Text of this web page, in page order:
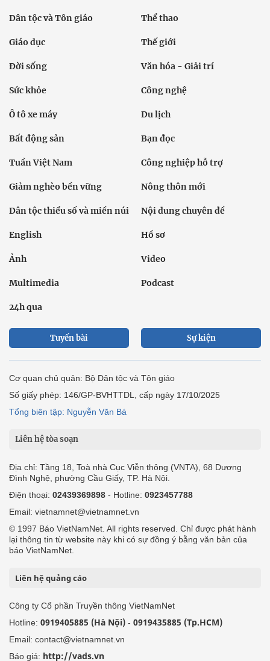
Dân tộc và Tôn giáo Thể thao
Giáo dục Thế giới
Đời sống Văn hóa - Giải trí
Sức khỏe Công nghệ
Ô tô xe máy Du lịch
Bất động sản Bạn đọc
Tuần Việt Nam Công nghiệp hỗ trợ
Giảm nghèo bền vững Nông thôn mới
Dân tộc thiểu số và miền núi Nội dung chuyên đề
English Hồ sơ
Ảnh Video
Multimedia Podcast
24h qua
Tuyến bài Sự kiện
Cơ quan chủ quản: Bộ Dân tộc và Tôn giáo
Số giấy phép: 146/GP-BVHTTDL, cấp ngày 17/10/2025
Tổng biên tập: Nguyễn Văn Bá
Liên hệ tòa soạn
Địa chỉ: Tầng 18, Toà nhà Cục Viễn thông (VNTA), 68 Dương
Đình Nghệ, phường Cầu Giấy, TP. Hà Nội.
Điện thoại: 02439369898 - Hotline: 0923457788
Email: vietnamnet@vietnamnet.vn
© 1997 Báo VietNamNet. All rights reserved. Chỉ được phát hành
lại thông tin từ website này khi có sự đồng ý bằng văn bản của
báo VietNamNet.
Liên hệ quảng cáo
Công ty Cổ phần Truyền thông VietNamNet
Hotline: 0919405885 (Hà Nội) - 0919435885 (Tp.HCM)
Email: contact@vietnamnet.vn
Báo giá: http://vads.vn